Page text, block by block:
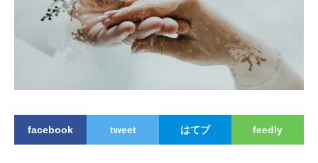
facebook tweet はてブ feedly